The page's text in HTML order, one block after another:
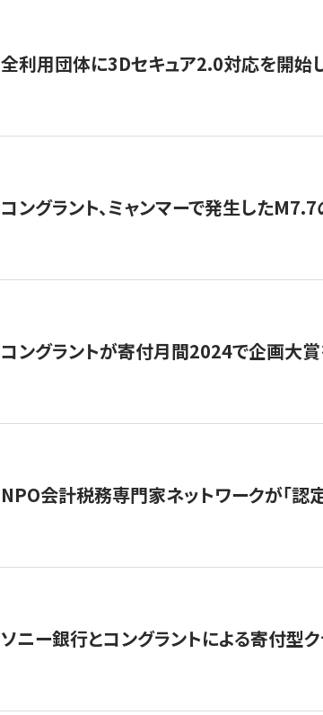
全利用団体に3Dセキュア2.0対応を開始
コングラント、ミャンマーで発生した
コングラントが寄付月間2024で企画大
NPO会計税務専門家ネットワークが「認
ソニー銀行とコングラントによる寄付型